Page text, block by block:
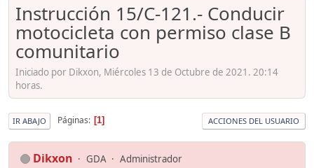
Instrucción 15/C-121.- Conducir
motocicleta con permiso clase B
comunitario
Iniciado por Dikxon, Miércoles 13 de Octubre de 2021. 20:14
horas.
IR ABAJO Páginas 1 ACCIONES DEL USUARIO
Dikxon GDA Administrador